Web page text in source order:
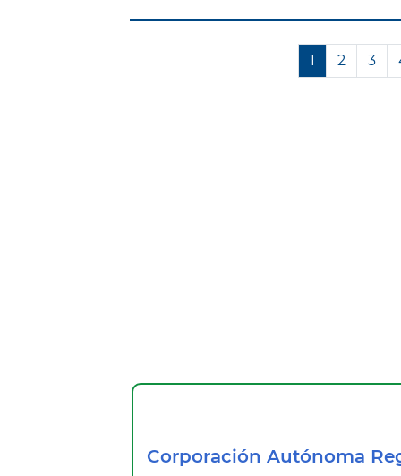
1 2 3
Corporación Autónoma